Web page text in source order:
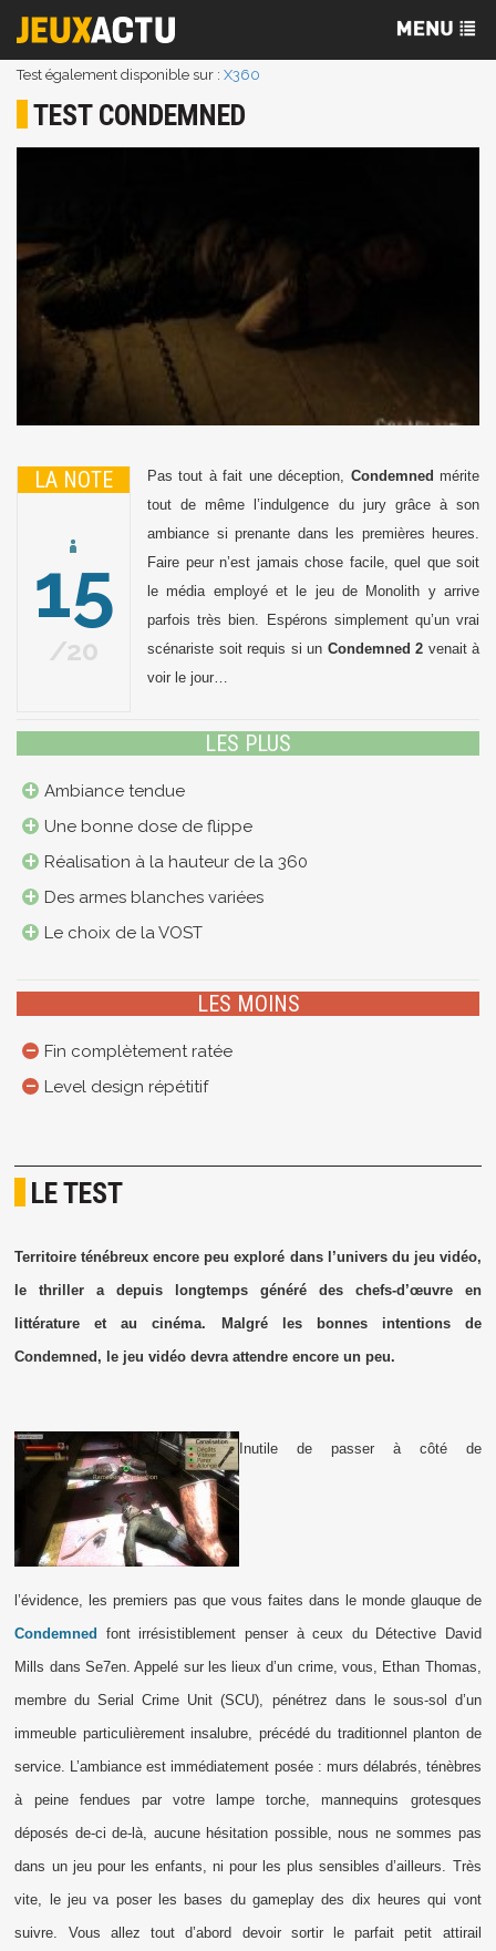
Test également disponible sur : X360
TEST CONDEMNED
LA NOTE
15
20
Pas tout à fait une déception, Condemned mérite
tout de même l’indulgence du jury grâce à son
ambiance si prenante dans les premières heures.
Faire peur n’est jamais chose facile, quel que soit
le média employé et le jeu de Monolith y arrive
parfois très bien. Espérons simplement qu’un vrai
scénariste soit requis si un Condemned 2 venait à
voir le jour…
LES PLUS
Ambiance tendue
Une bonne dose de flippe
Réalisation à la hauteur de la 360
Des armes blanches variées
Le choix de la VOST
LES MOINS
Fin complètement ratée
Level design répétitif
LE TEST
Territoire ténébreux encore peu exploré dans l’univers du jeu vidéo,
le thriller a depuis longtemps généré des chefs-d’œuvre en
littérature et au cinéma. Malgré les bonnes intentions de
Condemned, le jeu vidéo devra attendre encore un peu.
Inutile de passer à côté de
l’évidence, les premiers pas que vous faites dans le monde glauque de
Condemned
font irrésistiblement penser à ceux du Détective David
Mills dans Se7en. Appelé sur les lieux d’un crime, vous, Ethan Thomas,
membre du Serial Crime Unit (SCU), pénétrez dans le sous-sol d’un
immeuble particulièrement insalubre, précédé du traditionnel planton de
service. L’ambiance est immédiatement posée : murs délabrés, ténèbres
à peine fendues par votre lampe torche, mannequins grotesques
déposés de-ci de-là, aucune hésitation possible, nous ne sommes pas
dans un jeu pour les enfants, ni pour les plus sensibles d’ailleurs. Très
vite, le jeu va poser les bases du gameplay des dix heures qui vont
suivre. Vous allez tout d’abord devoir sortir le parfait petit attirail